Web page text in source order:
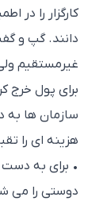
کارگزار را در
دانند. گپ و گفت
غیرمستقیم ولی
برای پول خرج
سازمان ها به دو
هزینه ای را تقبل
• برای به دست
دوستی را می